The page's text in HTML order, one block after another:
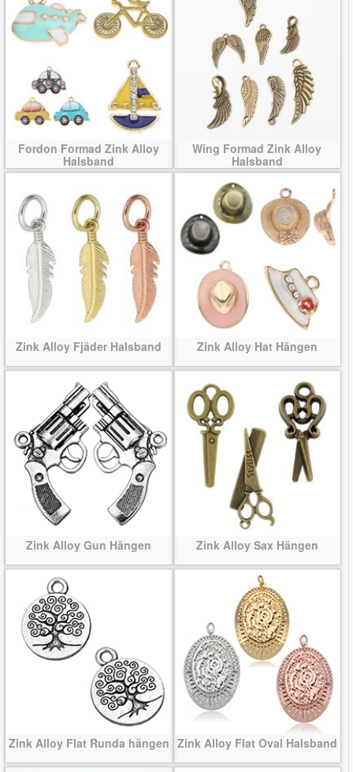
Fordon Formad Zink Alloy
Halsband
Wing Formad Zink Alloy
Halsband
Zink Alloy Fjäder Halsband Zink Alloy Hat Hängen
Zink Alloy Gun Hängen Zink Alloy Sax Hängen
Zink Alloy Flat Runda hängen Zink Alloy Flat Oval Halsband